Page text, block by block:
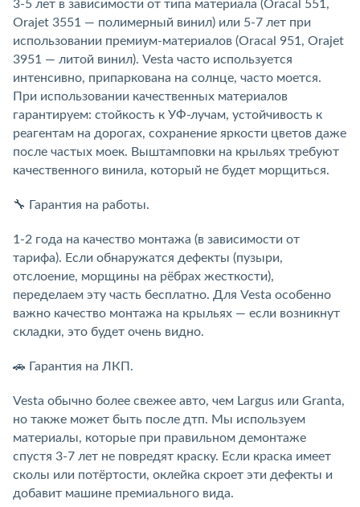
3-5 лет в зависимости от типа материала (Oracal 551,
Orajet 3551 — полимерный винил) или 5-7 лет при
использовании премиум-материалов (Oracal 951, Orajet
3951 — литой винил). Vesta часто используется
интенсивно, припаркована на солнце, часто моется.
При использовании качественных материалов
гарантируем: стойкость к УФ-лучам, устойчивость к
реагентам на дорогах, сохранение яркости цветов даже
после частых моек. Выштамповки на крыльях требуют
качественного винила, который не будет морщиться.
🔧 Гарантия на работы.
1-2 года на качество монтажа (в зависимости от
тарифа). Если обнаружатся дефекты (пузыри,
отслоение, морщины на рёбрах жесткости),
переделаем эту часть бесплатно. Для Vesta особенно
важно качество монтажа на крыльях — если возникнут
складки, это будет очень видно.
🚗 Гарантия на ЛКП.
Vesta обычно более свежее авто, чем Largus или Granta,
но также может быть после дтп. Мы используем
материалы, которые при правильном демонтаже
спустя 3-7 лет не повредят краску. Если краска имеет
сколы или потёртости, оклейка скроет эти дефекты и
добавит машине премиального вида.